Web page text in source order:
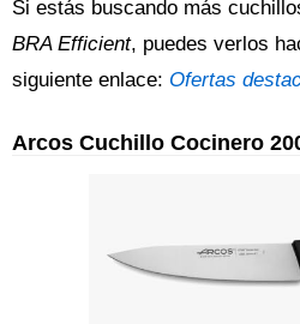
Si estás buscando más
BRA Efficient, puedes verlos
siguiente enlace: Ofertas
Arcos Cuchillo Cocinero